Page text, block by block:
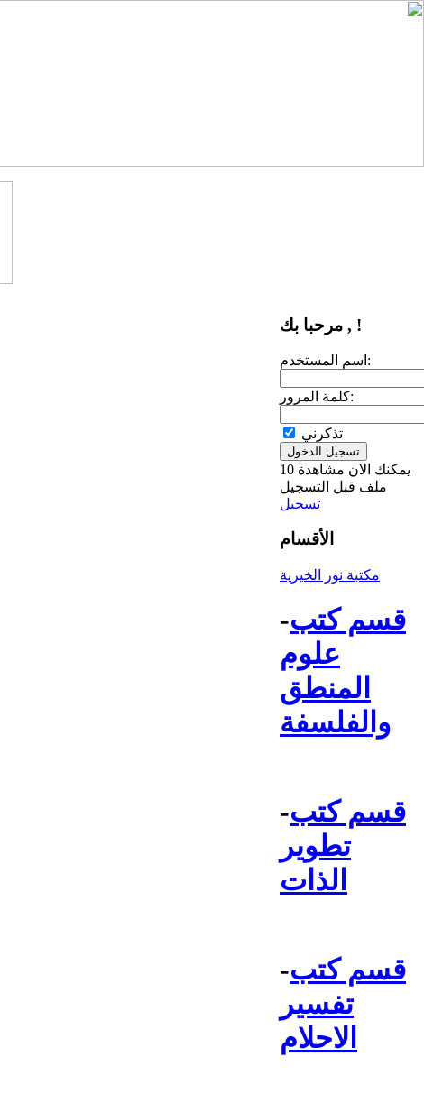
مرحبا بك , !
اسم المستخدم:
كلمة المرور:
تذكرني
يمكنك الان مشاهدة 10
ملف قبل التسجيل
تسجيل
الأقسام
مكتبة نور الخيرية
-قسم كتب
علوم
المنطق
والفلسفة
-قسم كتب
تطوير
الذات
-قسم كتب
تفسير
الاحلام